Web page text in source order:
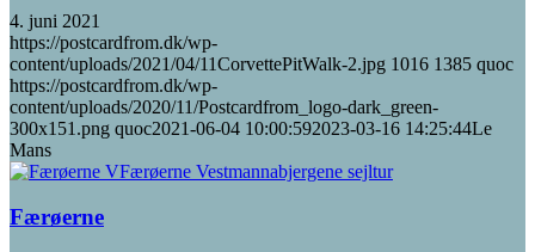
4. juni 2021
https://postcardfrom.dk/wp-
content/uploads/2021/04/11CorvettePitWalk-2.jpg 1016 1385 quoc
https://postcardfrom.dk/wp-
content/uploads/2020/11/Postcardfrom_logo-dark_green-
300x151.png quoc2021-06-04 10:00:592023-03-16 14:25:44Le
Mans
Færøerne